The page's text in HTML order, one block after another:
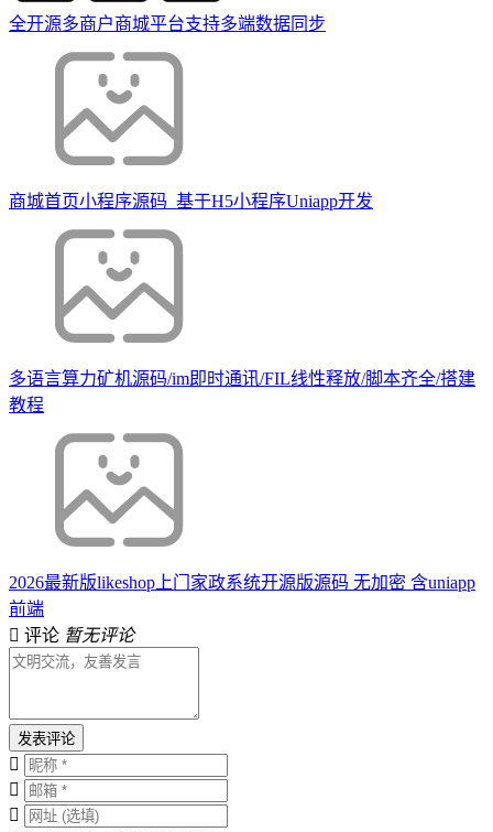
全开源多商户商城平台支持多端数据同步
商城首页小程序源码_基于H5小程序Uniapp开发
多语言算力矿机源码/im即时通讯/FIL线性释放/脚本齐全/搭建
教程
2026最新版likeshop上门家政系统开源版源码 无加密 含uniapp
前端
评论 暂无评论
发表评论